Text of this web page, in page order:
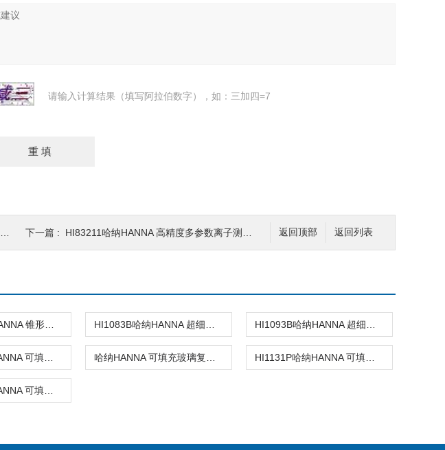
请输入计算结果（填写阿拉伯数字），如：三加四=7
返回列表
返回顶部
下一篇 : HI83211哈纳HANNA 高精度多参数离子测定仪